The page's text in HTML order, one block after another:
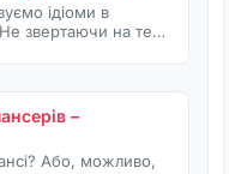
ідіоми в
звертаючи на те…
–
Або, можливо,